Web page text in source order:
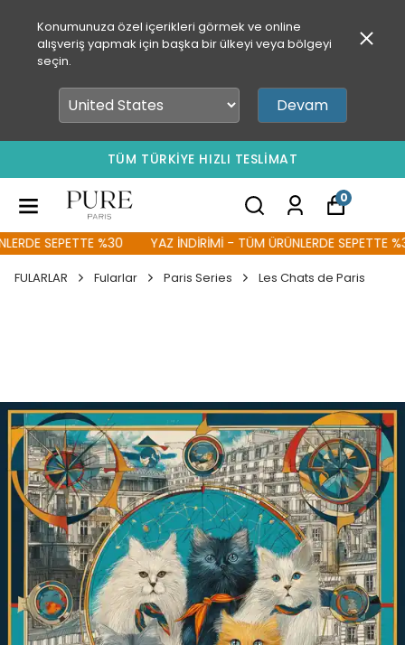
Konumunuza özel içerikleri görmek ve online
alışveriş yapmak için başka bir ülkeyi veya bölgeyi
seçin.
Devam
TÜM TÜRKİYE HIZLI TESLİMAT
0
SEPETTE %30 YAZ İNDİRİMİ - TÜM ÜRÜNLERDE SEPETTE %30
FULARLAR Fularlar Paris Series Les Chats de Paris